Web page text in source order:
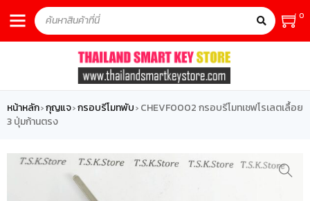
0
หน้าหลัก›กุญแจ›กรอบรีโมทพับ› CHEVF0002 กรอบรีโมทเชฟโรเลตเลื้อย
3 ปุ่มก้านตรง